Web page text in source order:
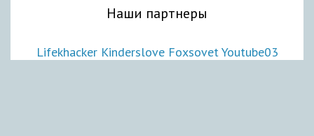
Наши партнеры
Lifekhacker Kinderslove FoxsovetYoutube03